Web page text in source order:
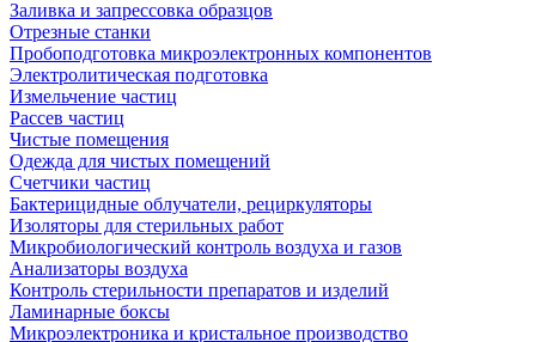
Заливка и запрессовка образцов
Отрезные станки
Пробоподготовка микроэлектронных компонентов
Электролитическая подготовка
Измельчение частиц
Рассев частиц
Чистые помещения
Одежда для чистых помещений
Счетчики частиц
Бактерицидные облучатели, рециркуляторы
Изоляторы для стерильных работ
Микробиологический контроль воздуха и газов
Анализаторы воздуха
Контроль стерильности препаратов и изделий
Ламинарные боксы
Микроэлектроника и кристальное производство